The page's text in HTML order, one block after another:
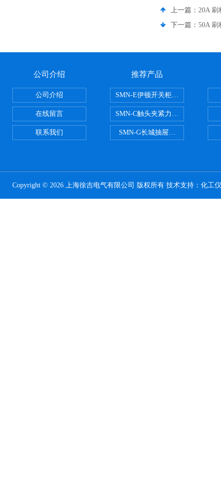
上一篇： 20A 刷
下一篇： 50A 刷
公司介绍
公司介绍
在线留言
联系我们
推荐产品
SMN-E伊顿开关柜触头夹紧力检
SMN-C触头夹紧力检测仪
SMN-G长城抽屉开关柜触头夹紧
Copyright © 2026 上海徐吉电气有限公司 版权所有 技术支持： 化工